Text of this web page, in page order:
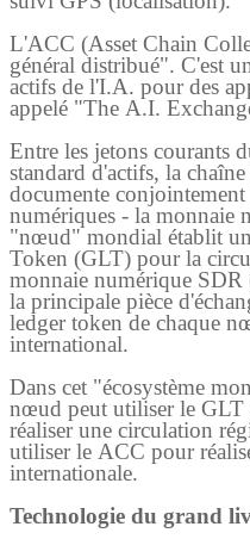
L'ACC (Asset Chain
général distribué". C'est
actifs de l'I.A. pour des
appelé "The A.I.
Entre les jetons courants
standard d'actifs, la
documente
numériques - la monnaie
"nœud" mondial établit
Token (GLT) pour la
monnaie numérique
la principale pièce
ledger token de chaque
international.
Dans cet "écosystème
nœud peut utiliser le GLT
réaliser une circulation
utiliser le ACC pour
internationale.
Technologie du grand